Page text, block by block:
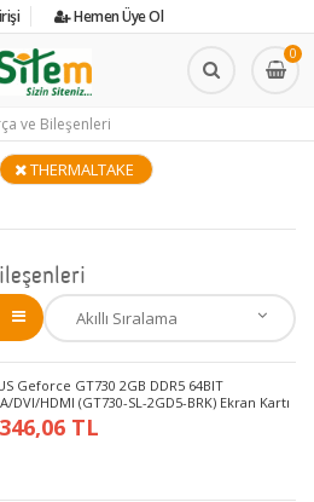
Hemen Üye Ol
0
ve Bileşenleri
THERMALTAKE
Geforce GT730 2GB DDR5 64BIT
DVI/HDMI (GT730-SL-2GD5-BRK) Ekran Kartı
TL